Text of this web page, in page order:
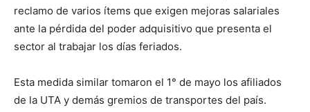
reclamo de varios ítems que exigen mejoras salariales
ante la pérdida del poder adquisitivo que presenta el
sector al trabajar los días feriados.
Esta medida similar tomaron el 1° de mayo los afiliados
de la UTA y demás gremios de transportes del país.